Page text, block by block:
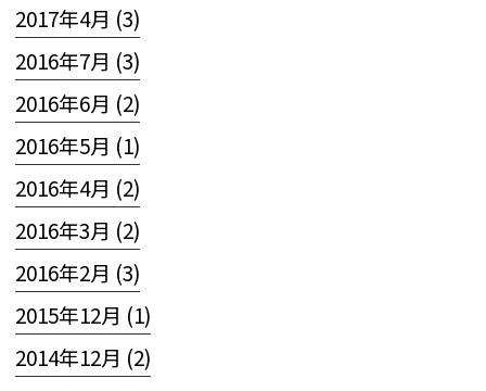
2017年4月 (3)
2016年7月 (3)
2016年6月 (2)
2016年5月 (1)
2016年4月 (2)
2016年3月 (2)
2016年2月 (3)
2015年12月 (1)
2014年12月 (2)